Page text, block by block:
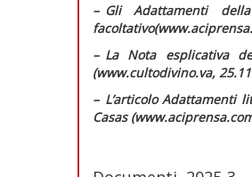
–GliAdattamenti
facoltativo
–La Nota esplicativa
(www.cultodivino.va,
–L’articoloAdattamenti
Casas